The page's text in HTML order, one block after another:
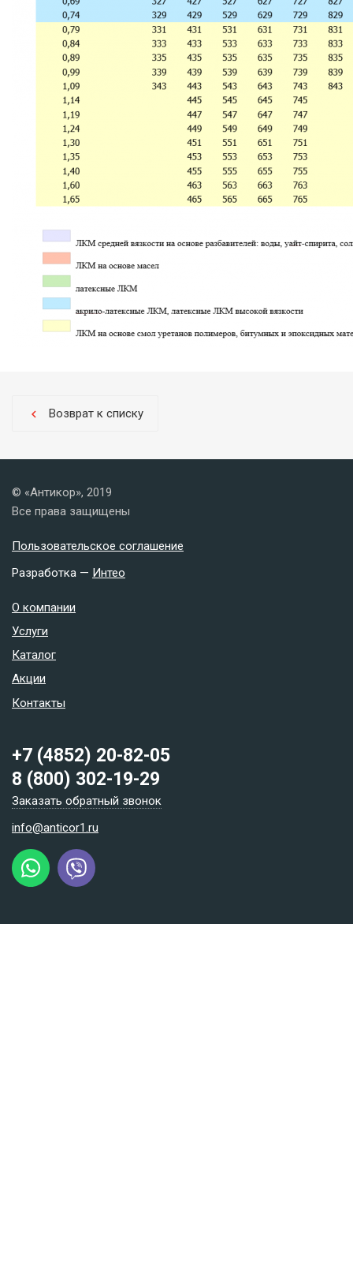
chevron_left Возврат к списку
© «Антикор», 2019
Все права защищены
Пользовательское соглашение
Разработка — Интео
О компании
Услуги
Каталог
Акции
Контакты
+7 (4852) 20-82-05
8 (800) 302-19-29
Заказать обратный звонок
info@anticor1.ru